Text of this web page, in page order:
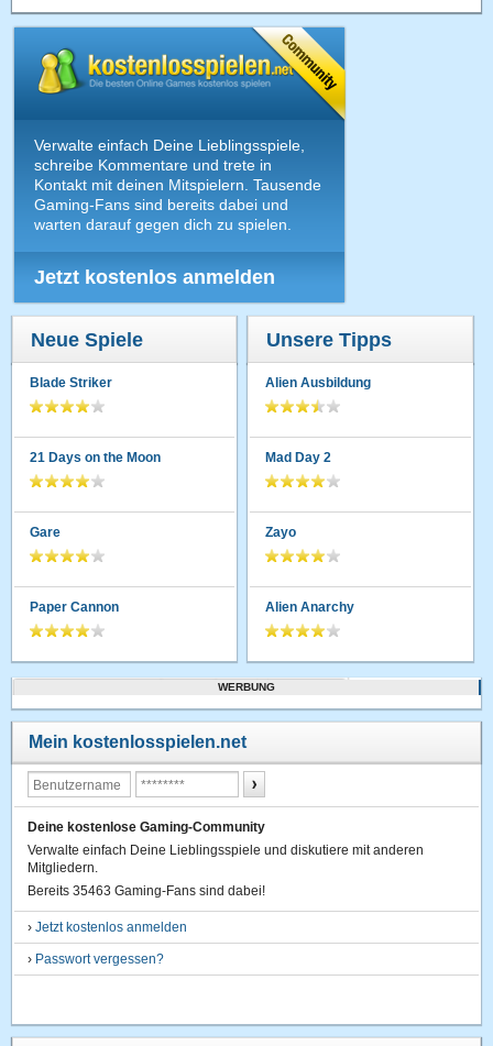
Verwalte einfach Deine Lieblingsspiele,
schreibe Kommentare und trete in
Kontakt mit deinen Mitspielern. Tausende
Gaming-Fans sind bereits dabei und
warten darauf gegen dich zu spielen.
Jetzt kostenlos anmelden
Neue Spiele
Blade Striker
21 Days on the Moon
Gare
Paper Cannon
Unsere Tipps
Alien Ausbildung
Mad Day 2
Zayo
Alien Anarchy
WERBUNG
Mein kostenlosspielen.net
Deine kostenlose Gaming-Community
Verwalte einfach Deine Lieblingsspiele und diskutiere mit anderen
Mitgliedern.
Bereits 35463 Gaming-Fans sind dabei!
›Jetzt kostenlos anmelden
› Passwort vergessen?